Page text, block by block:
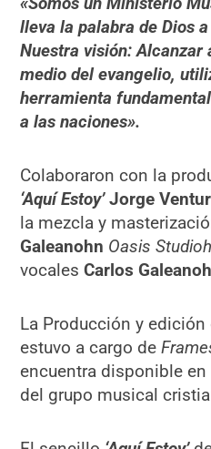
lleva la palabra de Dios
Nuestra visión: Alcanzar
medio del evangelio,
herramienta
a las naciones».
Colaboraron con la
‘Aquí Estoy’ Jorge
la mezcla y
Galeanohn Oasis
vocalesCarlos
La Producción y
estuvo a cargo de
encuentra disponible en
del grupo musical